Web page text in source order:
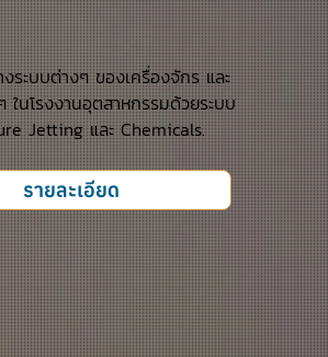
ระบบต่างๆ ของเครื่องจักร และ
นโรงงานอุตสาหกรรมด้วยระบบ
Jetting และ Chemicals.
รายละเอียด